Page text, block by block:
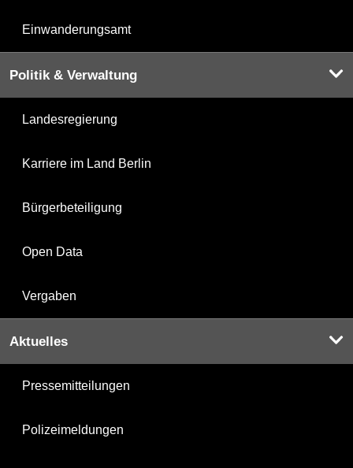
Einwanderungsamt
Politik & Verwaltung
Landesregierung
Karriere im Land Berlin
Bürgerbeteiligung
Open Data
Vergaben
Aktuelles
Pressemitteilungen
Polizeimeldungen